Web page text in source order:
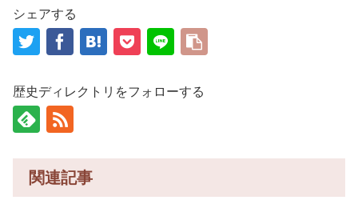
シェアする
歴史ディレクトリをフォローする
関連記事